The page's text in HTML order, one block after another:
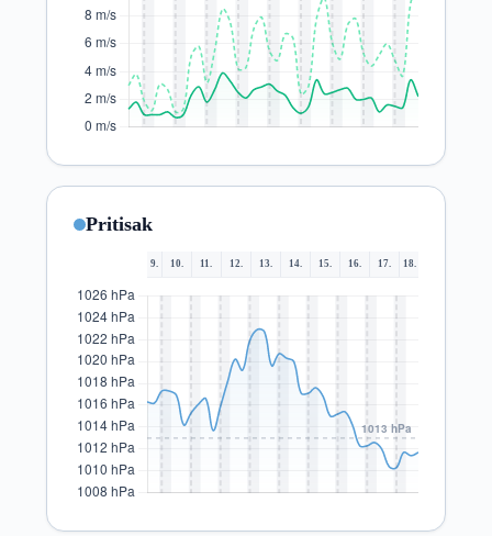
Pritisak
9. 10. 11. 12. 13. 14. 15. 16. 17. 18.